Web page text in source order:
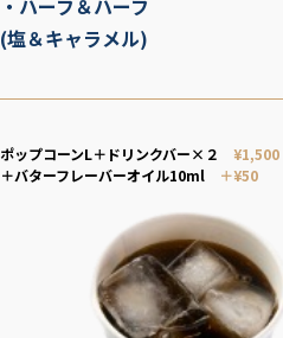
(塩＆キャラメル)
ポップコーンL＋ドリンクバー×２ ¥1,500
＋バターフレーバーオイル10ml
＋¥50